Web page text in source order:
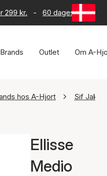
299 kr. - 60 dages returret
Brands Outlet Om A-
hos A-Hjort Sif
Ellisse
Medio